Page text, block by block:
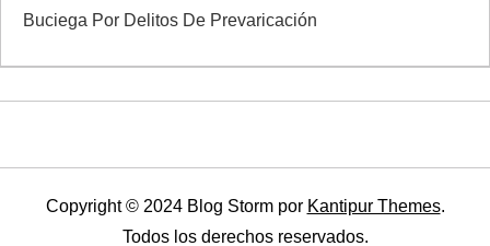
Buciega Por Delitos De Prevaricación
Copyright © 2024 Blog Storm por Kantipur Themes.
Todos los derechos reservados.